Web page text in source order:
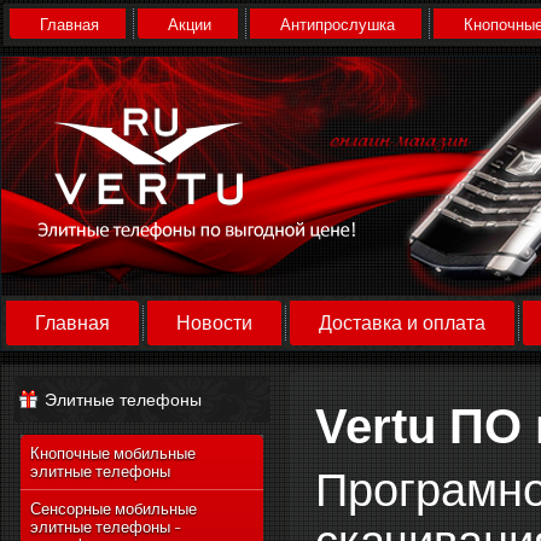
Главная Акции Антипрослушка
Главная Новости Доставка и оплата
Элитные телефоны
Кнопочные мобильные
элитные телефоны
Сенсорные мобильные
элитные телефоны -
Vertu ПО